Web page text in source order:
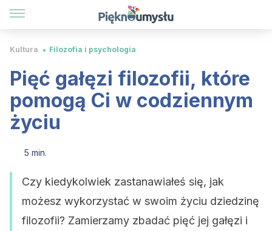
Kultura Filozofia i psychologia
Pięć gałęzi filozofii, które
pomogą Ci w codziennym
życiu
5 min.
Czy kiedykolwiek zastanawiałeś się, jak
możesz wykorzystać w swoim życiu dziedzinę
filozofii? Zamierzamy zbadać pięć jej gałęzi i